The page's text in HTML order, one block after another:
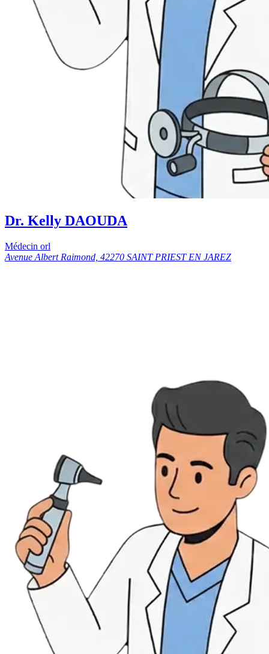
Dr. Kelly DAOUDA
Médecin orl
Avenue Albert Raimond, 42270 SAINT PRIEST EN JAREZ